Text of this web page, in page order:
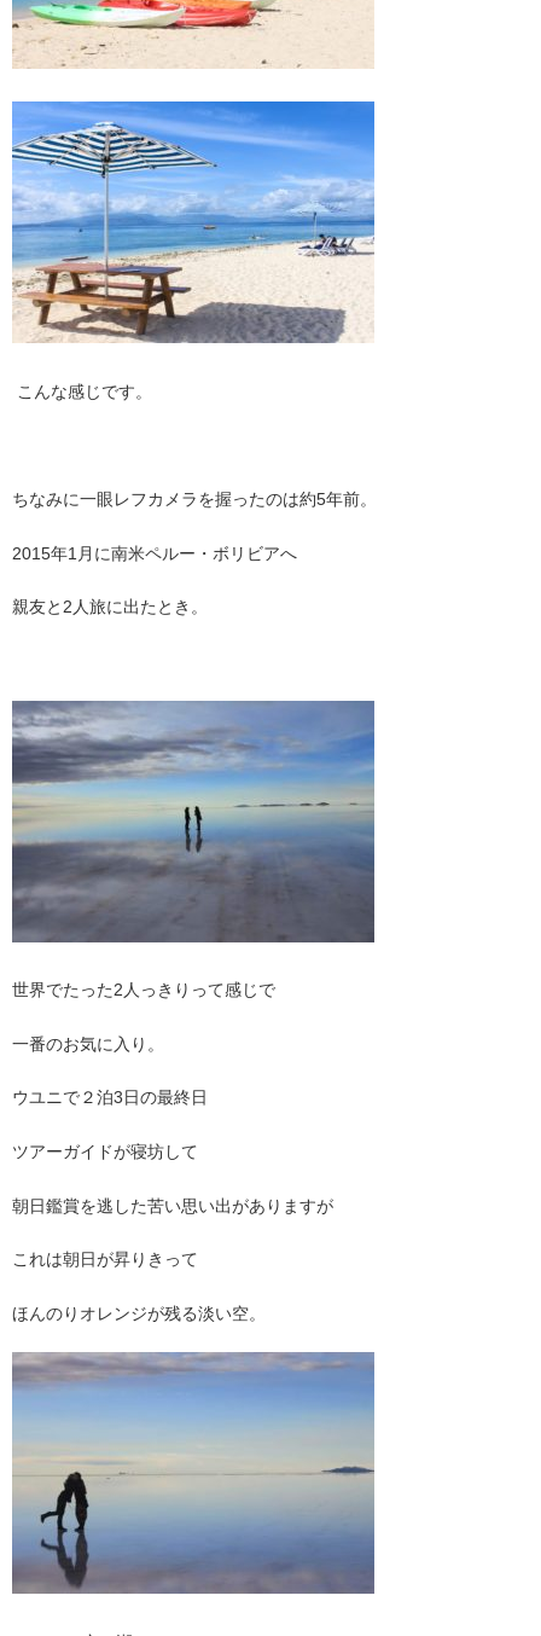
こんな感じです。
ちなみに一眼レフカメラを握ったのは約5年前。
2015年1月に南米ペルー・ボリビアへ
親友と2人旅に出たとき。
世界でたった2人っきりって感じで
一番のお気に入り。
ウユニで２泊3日の最終日
ツアーガイドが寝坊して
朝日鑑賞を逃した苦い思い出がありますが
これは朝日が昇りきって
ほんのりオレンジが残る淡い空。